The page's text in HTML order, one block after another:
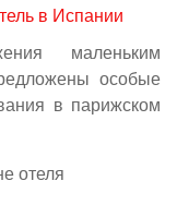
в Испании
маленьким
особые
в парижском
отеля